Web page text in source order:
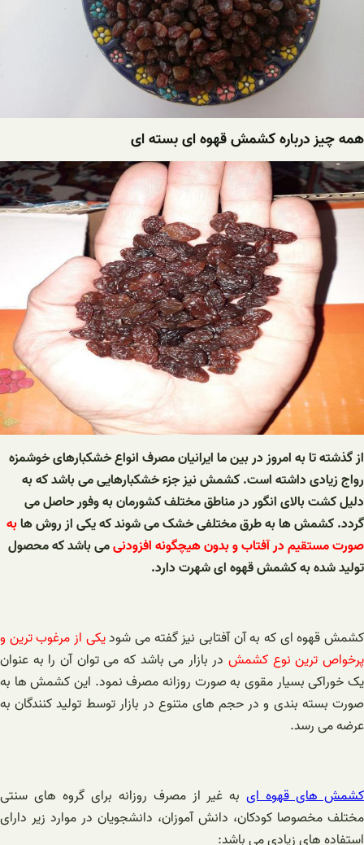
همه چیز درباره کشمش قهوه ای بسته ای
از گذشته تا به امروز در بین ما ایرانیان مصرف انواع خشکبارهای خوشمزه
رواج زیادی داشته است. کشمش نیز جزء خشکبارهایی می باشد که به
دلیل کشت بالای انگور در مناطق مختلف کشورمان به وفور حاصل می
گردد. کشمش ها به طرق مختلفی خشک می شوند که یکی از روش هابه
صورت مستقیم در آفتاب و بدون هیچگونه افزودنیمی باشد که محصول
تولید شده به کشمش قهوه ای شهرت دارد.
کشمش قهوه ای که به آن آفتابی نیز گفته می شودیکی از مرغوب ترین و
پرخواص ترین نوع کشمشدر بازار می باشد که می توان آن را به عنوان
یک خوراکی بسیار مقوی به صورت روزانه مصرف نمود. این کشمش ها به
صورت بسته بندی و در حجم های متنوع در بازار توسط تولید کنندگان به
عرضه می رسد.
کشمش های قهوه ایبه غیر از مصرف روزانه برای گروه های سنتی
مختلف مخصوصا کودکان، دانش آموزان، دانشجویان در موارد زیر دارای
استفاده های زیادی می باشد: